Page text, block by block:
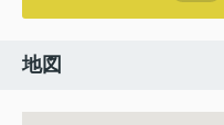
地図